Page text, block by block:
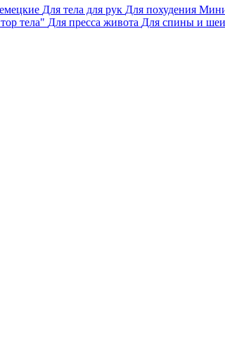
Для тела для рук Для похудения
тела" Для пресса живота Для спины и шеи